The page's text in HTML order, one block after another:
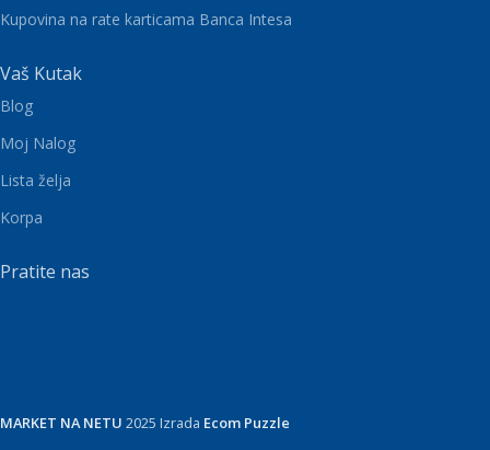
Kupovina na rate karticama Banca Intesa
Vaš Kutak
Blog
Moj Nalog
Lista želja
Korpa
Pratite nas
MARKET NA NETU 2025 Izrada Ecom Puzzle